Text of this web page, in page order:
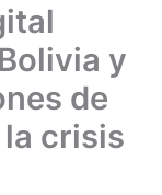
y
de
crisis